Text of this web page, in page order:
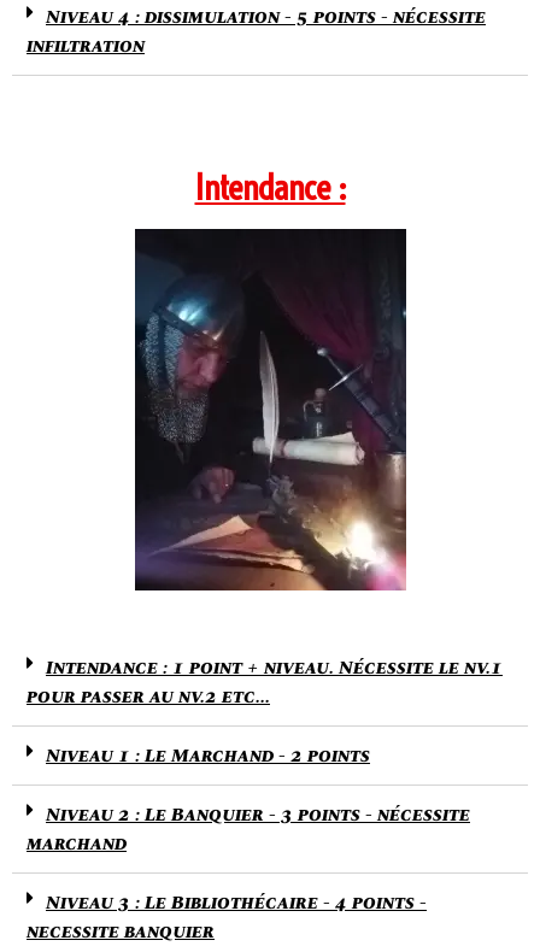
Niveau 4 : dissimulation - 5 points - nécessite
infiltration
Intendance :
Intendance : 1 point + niveau. Nécessite le nv.1
pour passer au nv.2 etc...
Niveau 1 : Le Marchand - 2 points
Niveau 2 : Le Banquier - 3 points - nécessite
marchand
Niveau 3 : Le Bibliothécaire - 4 points -
necessite banquier